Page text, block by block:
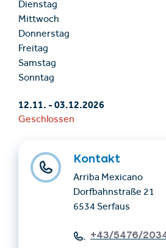
Dienstag
Mittwoch
Donnerstag
Freitag
Samstag
Sonntag
12.11.-03.12.2026
Geschlossen
Kontakt
Arriba Mexicano
Dorfbahnstraße 21
6534 Serfaus
+43/5476/